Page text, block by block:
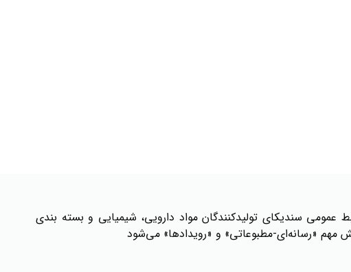
عمومی سندیکای تولیدکنندگان مواد دارویی، شیمیایی و بسته بندی
مهم «رسانه‌ای-مطبوعاتی» و «رویدادها» می‌شود